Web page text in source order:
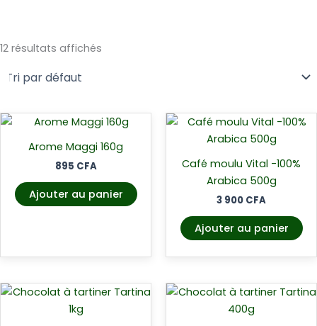
12 résultats affichés
Arome Maggi 160g
895 CFA
Ajouter au panier
Café moulu Vital -100%
Arabica 500g
3 900 CFA
Ajouter au panier